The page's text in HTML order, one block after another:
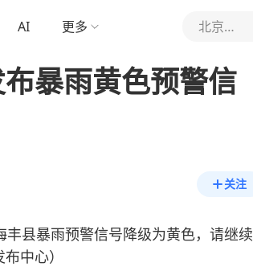
AI 更多 北京青年报官网
暴雨黄色预警信
关注
县暴雨预警信号降级为黄色，请继续
中心）